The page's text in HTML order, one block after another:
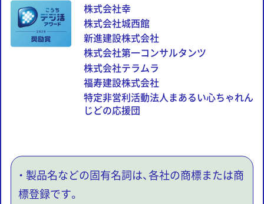
株式会社幸
株式会社城西館
新進建設株式会社
株式会社第一コンサルタンツ
株式会社テラムラ
福寿建設株式会社
特定非営利活動法人まあるい心ちゃれん
じどの応援団
・ 製品名などの固有名詞は、各社の商標または商
標登録です。